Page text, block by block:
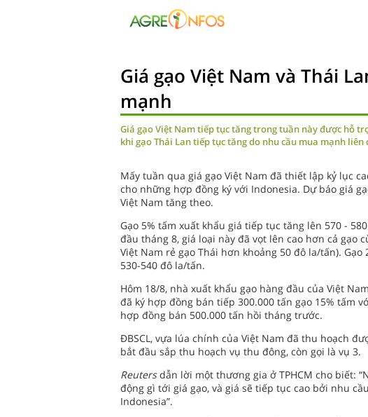
Giá gạo Việt Nam và Thái
mạnh
Giá gạo Việt Nam tiếp tục tăng trong tuần này được hỗ
khi gạo Thái Lan tiếp tục tăng do nhu cầu mua mạnh
Mấy tuần qua giá gạo Việt Nam đã thiết lập kỷ lục
cho những hợp đồng ký với Indonesia. Dự báo giá
Việt Nam tăng theo.
Gạo 5% tấm xuất khẩu giá tiếp tục tăng lên 570 -
đầu tháng 8, giá loại này đã vọt lên cao hơn cả gạo
Việt Nam rẻ gạo Thái hơn khoảng 50 đô la/tấn).
530-540 đô la/tấn.
Hôm 18/8, nhà xuất khẩu gạo hàng đầu của Việt
đã ký hợp đồng bán tiếp 300.000 tấn gạo 15% tấm
hợp đồng bán 500.000 tấn hồi tháng trước.
ĐBSCL, vựa lúa chính của Việt Nam đã thu hoạch
bắt đầu sắp thu hoạch vụ thu đông, còn gọi là vụ 3.
Reutersdẫn lời một thương gia ở TPHCM cho biết:
động gì tới giá gạo, và giá sẽ tiếp tục cao bởi nhu
Indonesia”.